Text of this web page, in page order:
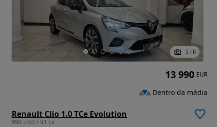
1 / 6
Renault Clio 1.0 TCe Evolution
999 cm3 • 91 cv
13 990 EUR
Dentro da média